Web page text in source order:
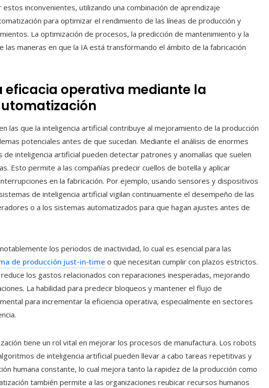
inconvenientes, utilizando una combinación de aprendizaje
para optimizar el rendimiento de las líneas de producción y
La optimización de procesos, la predicción de mantenimiento y la
las maneras en que la IA está transformando el ámbito de la fabricación
eficacia operativa mediante la
las que la inteligencia artificial contribuye al mejoramiento de la producción
potenciales antes de que sucedan. Mediante el análisis de enormes
inteligencia artificial pueden detectar patrones y anomalías que suelen
Esto permite a las compañías predecir cuellos de botella y aplicar
en la fabricación. Por ejemplo, usando sensores y dispositivos
de inteligencia artificial vigilan continuamente el desempeño de las
o a los sistemas automatizados para que hagan ajustes antes de
los periodos de inactividad, lo cual es esencial para las
de producción just-in-time o que necesitan cumplir con plazos estrictos.
los gastos relacionados con reparaciones inesperadas, mejorando
La habilidad para predecir bloqueos y mantener el flujo de
para incrementar la eficiencia operativa, especialmente en sectores
tiene un rol vital en mejorar los procesos de manufactura. Los robots
de inteligencia artificial pueden llevar a cabo tareas repetitivas y
humana constante, lo cual mejora tanto la rapidez de la producción como
también permite a las organizaciones reubicar recursos humanos